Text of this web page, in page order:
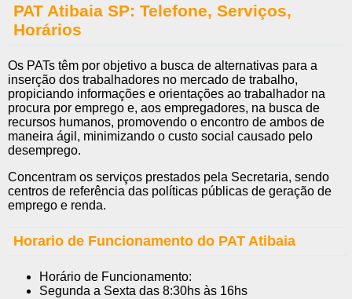
PAT Atibaia SP: Telefone, Serviços,
Horários
Os PATs têm por objetivo a busca de alternativas para a
inserção dos trabalhadores no mercado de trabalho,
propiciando informações e orientações ao trabalhador na
procura por emprego e, aos empregadores, na busca de
recursos humanos, promovendo o encontro de ambos de
maneira ágil, minimizando o custo social causado pelo
desemprego.
Concentram os serviços prestados pela Secretaria, sendo
centros de referência das políticas públicas de geração de
emprego e renda.
Horario de Funcionamento do PAT Atibaia
Horário de Funcionamento:
Segunda a Sexta das 8:30hs às 16hs